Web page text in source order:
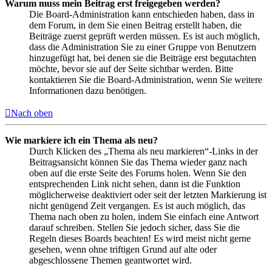
Warum muss mein Beitrag erst freigegeben werden?
Die Board-Administration kann entschieden haben, dass in
dem Forum, in dem Sie einen Beitrag erstellt haben, die
Beiträge zuerst geprüft werden müssen. Es ist auch möglich,
dass die Administration Sie zu einer Gruppe von Benutzern
hinzugefügt hat, bei denen sie die Beiträge erst begutachten
möchte, bevor sie auf der Seite sichtbar werden. Bitte
kontaktieren Sie die Board-Administration, wenn Sie weitere
Informationen dazu benötigen.
Nach oben
Wie markiere ich ein Thema als neu?
Durch Klicken des „Thema als neu markieren“-Links in der
Beitragsansicht können Sie das Thema wieder ganz nach
oben auf die erste Seite des Forums holen. Wenn Sie den
entsprechenden Link nicht sehen, dann ist die Funktion
möglicherweise deaktiviert oder seit der letzten Markierung ist
nicht genügend Zeit vergangen. Es ist auch möglich, das
Thema nach oben zu holen, indem Sie einfach eine Antwort
darauf schreiben. Stellen Sie jedoch sicher, dass Sie die
Regeln dieses Boards beachten! Es wird meist nicht gerne
gesehen, wenn ohne triftigen Grund auf alte oder
abgeschlossene Themen geantwortet wird.